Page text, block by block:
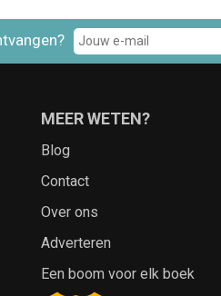
MEER WETEN?
Blog
Contact
Over ons
Adverteren
Een boom voor elk boek